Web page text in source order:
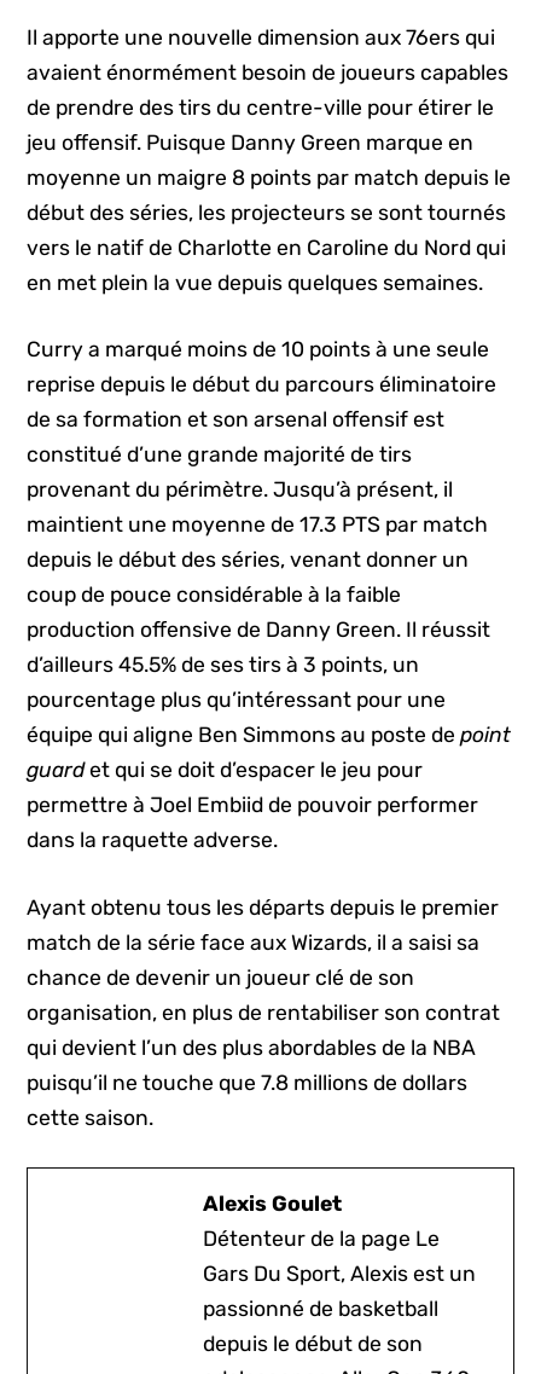
Il apporte une nouvelle dimension aux 76ers qui
avaient énormément besoin de joueurs capables
de prendre des tirs du centre-ville pour étirer le
jeu offensif. Puisque Danny Green marque en
moyenne un maigre 8 points par match depuis le
début des séries, les projecteurs se sont tournés
vers le natif de Charlotte en Caroline du Nord qui
en met plein la vue depuis quelques semaines.
Curry a marqué moins de 10 points à une seule
reprise depuis le début du parcours éliminatoire
de sa formation et son arsenal offensif est
constitué d’une grande majorité de tirs
provenant du périmètre. Jusqu’à présent, il
maintient une moyenne de 17.3 PTS par match
depuis le début des séries, venant donner un
coup de pouce considérable à la faible
production offensive de Danny Green. Il réussit
d’ailleurs 45.5% de ses tirs à 3 points, un
pourcentage plus qu’intéressant pour une
équipe qui aligne Ben Simmons au poste depoint
guardet qui se doit d’espacer le jeu pour
permettre à Joel Embiid de pouvoir performer
dans la raquette adverse.
Ayant obtenu tous les départs depuis le premier
match de la série face aux Wizards, il a saisi sa
chance de devenir un joueur clé de son
organisation, en plus de rentabiliser son contrat
qui devient l’un des plus abordables de la NBA
puisqu’il ne touche que 7.8 millions de dollars
cette saison.
Alexis Goulet
Détenteur de la page Le
Gars Du Sport, Alexis est un
passionné de basketball
depuis le début de son